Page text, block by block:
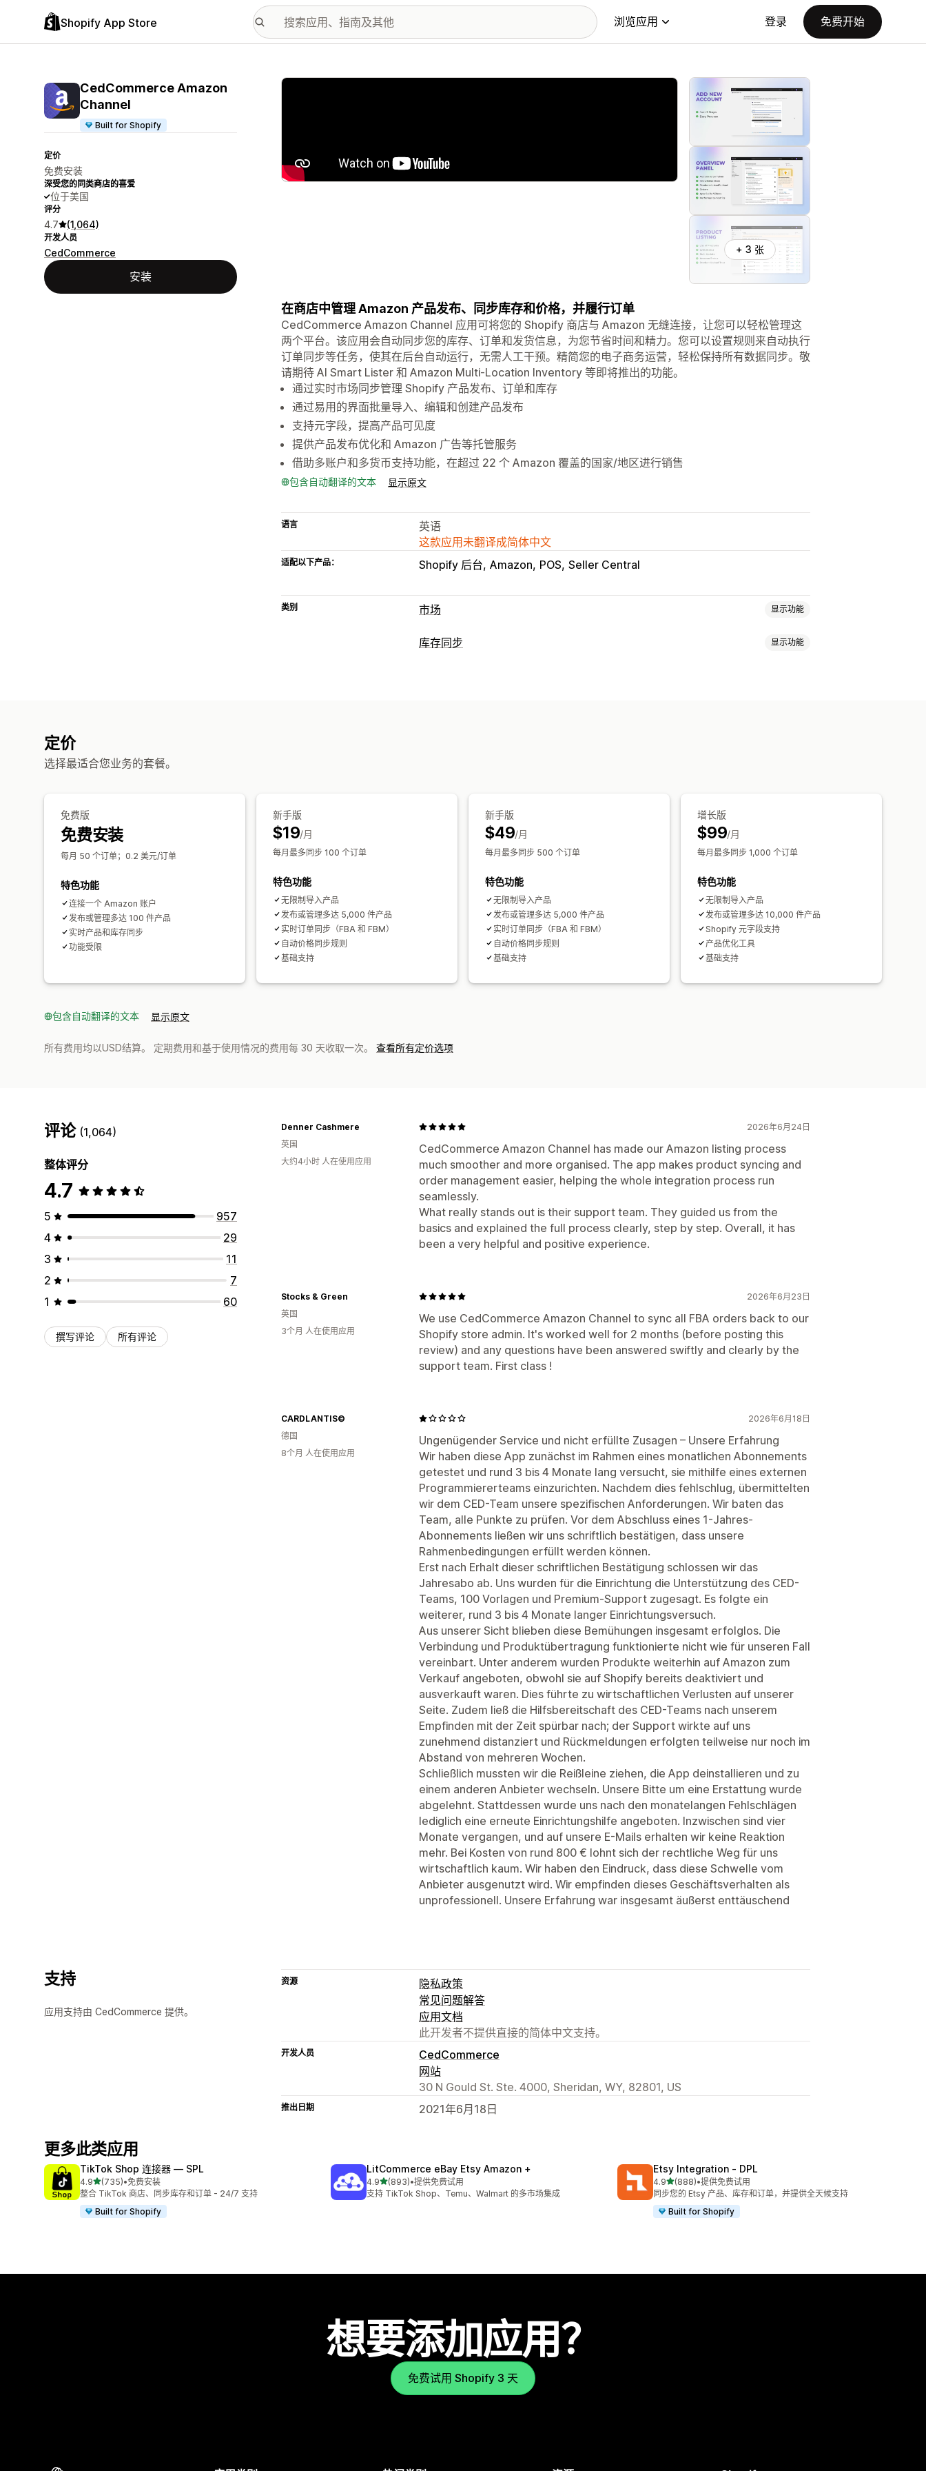
Shopify App Store 浏览应用 登录 免费开始
CedCommerce Amazon
Channel
Built for Shopify
定价
免费安装
深受您的同类商店的喜爱
位于美国
评分
4.7 (1,064)
开发人员
CedCommerce
安装
配图图库
+ 3 张
在商店中管理 Amazon 产品发布、同步库存和价格，并履行订单
CedCommerce Amazon Channel 应用可将您的 Shopify 商店与 Amazon 无缝连接，让您可以轻松管理这
两个平台。该应用会自动同步您的库存、订单和发货信息，为您节省时间和精力。您可以设置规则来自动执行
订单同步等任务，使其在后台自动运行，无需人工干预。精简您的电子商务运营，轻松保持所有数据同步。敬
请期待 AI Smart Lister 和 Amazon Multi-Location Inventory 等即将推出的功能。
通过实时市场同步管理 Shopify 产品发布、订单和库存
通过易用的界面批量导入、编辑和创建产品发布
支持元字段，提高产品可见度
提供产品发布优化和 Amazon 广告等托管服务
借助多账户和多货币支持功能，在超过 22 个 Amazon 覆盖的国家/地区进行销售
包含自动翻译的文本 显示原文
语言
英语
这款应用未翻译成简体中文
适配以下产品： Shopify 后台 Amazon POS Seller Central
类别 市场 显示功能
产品页面管理
库存同步 显示功能
定价
选择最适合您业务的套餐。
免费版
免费安装
每月 50 个订单；0.2 美元/订单
特色功能
连接一个 Amazon 账户
发布或管理多达 100 件产品
实时产品和库存同步
功能受限
新手版
$19/月
每月最多同步 100 个订单
特色功能
无限制导入产品
发布或管理多达 5,000 件产品
实时订单同步（FBA 和 FBM）
自动价格同步规则
基础支持
新手版
$49/月
每月最多同步 500 个订单
特色功能
无限制导入产品
发布或管理多达 5,000 件产品
实时订单同步（FBA 和 FBM）
自动价格同步规则
基础支持
增长版
$99/月
每月最多同步 1,000 个订单
特色功能
无限制导入产品
发布或管理多达 10,000 件产品
Shopify 元字段支持
产品优化工具
基础支持
包含自动翻译的文本 显示原文
所有费用均以USD结算。 定期费用和基于使用情况的费用每 30 天收取一次。 查看所有定价选项
评论 (1,064)
整体评分
4.7
5
957
4
29
3
11
2
7
1
60
撰写评论 所有评论
2026年6月24日
CedCommerce Amazon Channel has made our Amazon listing process
much smoother and more organised. The app makes product syncing and
order management easier, helping the whole integration process run
seamlessly.
What really stands out is their support team. They guided us from the
basics and explained the full process clearly, step by step. Overall, it has
been a very helpful and positive experience.
Denner Cashmere
英国
大约4小时 人在使用应用
2026年6月23日
We use CedCommerce Amazon Channel to sync all FBA orders back to our
Shopify store admin. It's worked well for 2 months (before posting this
review) and any questions have been answered swiftly and clearly by the
support team. First class !
Stocks & Green
英国
3个月 人在使用应用
2026年6月18日
Ungenügender Service und nicht erfüllte Zusagen – Unsere Erfahrung
Wir haben diese App zunächst im Rahmen eines monatlichen Abonnements
getestet und rund 3 bis 4 Monate lang versucht, sie mithilfe eines externen
Programmiererteams einzurichten. Nachdem dies fehlschlug, übermittelten
wir dem CED-Team unsere spezifischen Anforderungen. Wir baten das
Team, alle Punkte zu prüfen. Vor dem Abschluss eines 1-Jahres-
Abonnements ließen wir uns schriftlich bestätigen, dass unsere
Rahmenbedingungen erfüllt werden können.
Erst nach Erhalt dieser schriftlichen Bestätigung schlossen wir das
Jahresabo ab. Uns wurden für die Einrichtung die Unterstützung des CED-
Teams, 100 Vorlagen und Premium-Support zugesagt. Es folgte ein
weiterer, rund 3 bis 4 Monate langer Einrichtungsversuch.
Aus unserer Sicht blieben diese Bemühungen insgesamt erfolglos. Die
Verbindung und Produktübertragung funktionierte nicht wie für unseren Fall
vereinbart. Unter anderem wurden Produkte weiterhin auf Amazon zum
Verkauf angeboten, obwohl sie auf Shopify bereits deaktiviert und
ausverkauft waren. Dies führte zu wirtschaftlichen Verlusten auf unserer
Seite. Zudem ließ die Hilfsbereitschaft des CED-Teams nach unserem
Empfinden mit der Zeit spürbar nach; der Support wirkte auf uns
zunehmend distanziert und Rückmeldungen erfolgten teilweise nur noch im
Abstand von mehreren Wochen.
Schließlich mussten wir die Reißleine ziehen, die App deinstallieren und zu
einem anderen Anbieter wechseln. Unsere Bitte um eine Erstattung wurde
abgelehnt. Stattdessen wurde uns nach den monatelangen Fehlschlägen
lediglich eine erneute Einrichtungshilfe angeboten. Inzwischen sind vier
Monate vergangen, und auf unsere E-Mails erhalten wir keine Reaktion
mehr. Bei Kosten von rund 800 € lohnt sich der rechtliche Weg für uns
wirtschaftlich kaum. Wir haben den Eindruck, dass diese Schwelle vom
Anbieter ausgenutzt wird. Wir empfinden dieses Geschäftsverhalten als
unprofessionell. Unsere Erfahrung war insgesamt äußerst enttäuschend
CARDLANTIS©
德国
8个月 人在使用应用
支持
应用支持由 CedCommerce 提供。
资源
隐私政策
常见问题解答
应用文档
此开发者不提供直接的简体中文支持。
开发人员
CedCommerce
网站
30 N Gould St. Ste. 4000, Sheridan, WY, 82801, US
推出日期 2021年6月18日
更多此类应用
TikTok Shop 连接器 — SPL
4.9星（满分 5 星）
(735)
总共 735 条评论
•免费安装
整合 TikTok 商店、同步库存和订单 - 24/7 支持
Built for Shopify
LitCommerce eBay Etsy Amazon +
4.9星（满分 5 星）
(893)
总共 893 条评论
•提供免费试用
支持 TikTok Shop、Temu、Walmart 的多市场集成
Etsy Integration ‑ DPL
4.9星（满分 5 星）
(888)
总共 888 条评论
•提供免费试用
同步您的 Etsy 产品、库存和订单，并提供全天候支持
Built for Shopify
想要添加应用？
免费试用 Shopify 3 天